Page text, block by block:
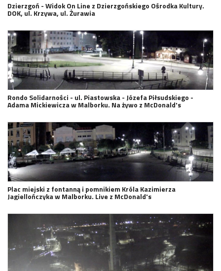
Dzierzgoń - Widok On Line z Dzierzgońskiego Ośrodka Kultury.
DOK, ul. Krzywa, ul. Żurawia
Rondo Solidarności - ul. Piastowska - Józefa Piłsudskiego -
Adama Mickiewicza w Malborku. Na żywo z McDonald's
Plac miejski z fontanną i pomnikiem Króla Kazimierza
Jagiellończyka w Malborku. Live z McDonald's